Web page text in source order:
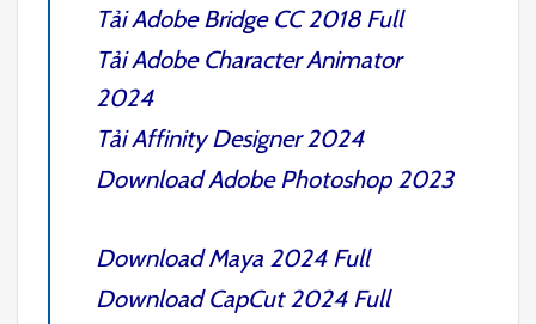
TảiAdobe Bridge CC 2018Full
TảiAdobe Character Animator
2024
TảiAffinity Designer 2024
DownloadAdobe Photoshop 2023
DownloadMaya 2024 Full
DownloadCapCut 2024Full